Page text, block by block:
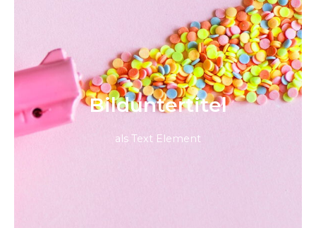
Bild­unter­titel
als Text Element